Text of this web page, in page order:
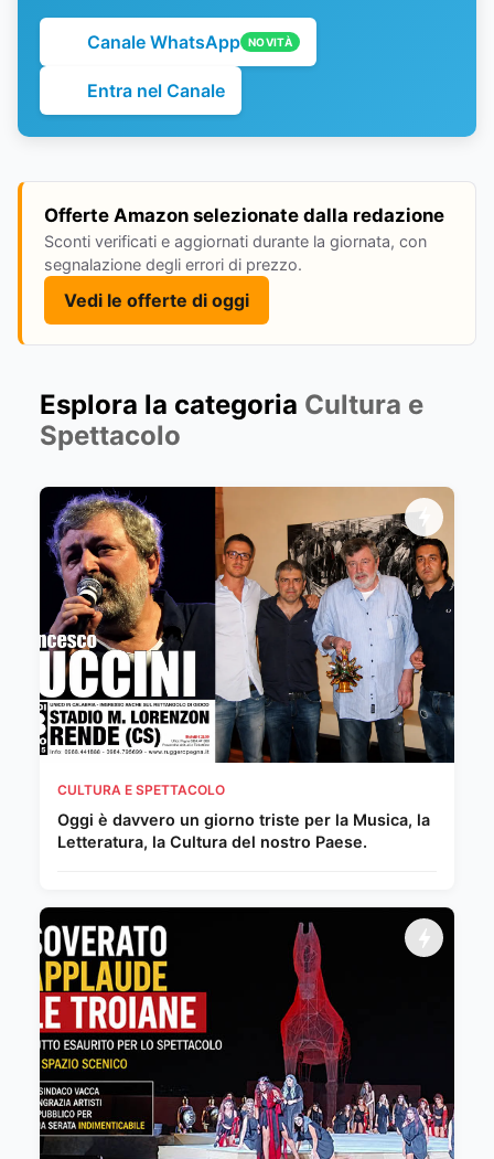
Canale WhatsApp NOVITÀ
Entra nel Canale
Offerte Amazon selezionate dalla redazione
Sconti verificati e aggiornati durante la giornata, con
segnalazione degli errori di prezzo.
Vedi le offerte di oggi
Esplora la categoria Cultura e
Spettacolo
CULTURA E SPETTACOLO
Oggi è davvero un giorno triste per la Musica, la
Letteratura, la Cultura del nostro Paese.